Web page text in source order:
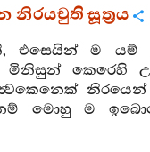
නිරයචුති සූත්‍රය
එසෙයින් ම යම්
මිනිසුන් කෙරෙහි
මොහු ම